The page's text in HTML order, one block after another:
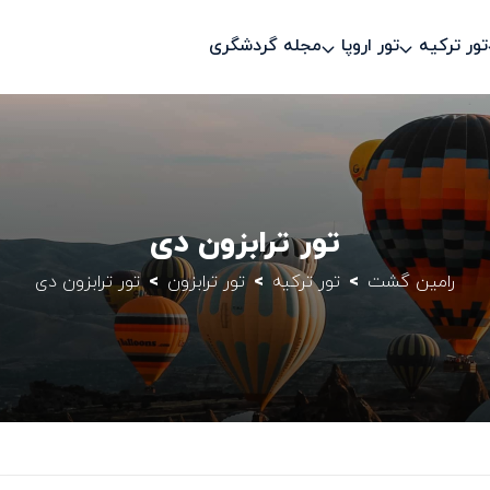
تور ترکیه تور اروپا مجله گردشگری
تور ترابزون دی
رامین گشت تور ترکیه تور ترابزون تور ترابزون دی